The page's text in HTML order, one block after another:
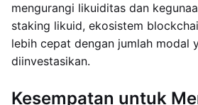
mengurangi likuiditas dan
staking likuid, ekosistem
lebih cepat dengan jumlah modal
diinvestasikan.
Kesempatan untuk